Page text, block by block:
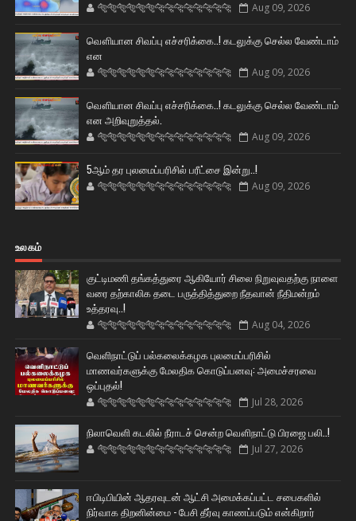
🐅🐅🐅🐅🐅🐅🐆🐆🐆🐆🐆🐆🐆🐆 Aug 09, 2026
வௌியான சிவப்பு எச்சரிக்கை..! கடலுக்கு செல்ல வேண்டாம்
என
🐅🐅🐅🐅🐅🐅🐆🐆🐆🐆🐆🐆🐆🐆 Aug 09, 2026
வௌியான சிவப்பு எச்சரிக்கை..! கடலுக்கு செல்ல வேண்டாம்
என அறிவுறுத்தல்.
🐅🐅🐅🐅🐅🐅🐆🐆🐆🐆🐆🐆🐆🐆 Aug 09, 2026
5ஆம் தர புலமைப்பரிசில் பரீட்சை இன்று..!
🐅🐅🐅🐅🐅🐅🐆🐆🐆🐆🐆🐆🐆🐆 Aug 09, 2026
உலகம்
குட்டிமணி தங்கத்துரை ஆகியோர் சிலை நிறுவுவதற்கு நாளை
வரை தற்காலிக தடை பருத்தித்துறை நீதவான் நீதிமன்றம்
உத்தரவு..!
🐅🐅🐅🐅🐅🐅🐆🐆🐆🐆🐆🐆🐆🐆 Aug 04, 2026
வெளிநாட்டுப் பல்கலைக்கழக புலமைப்பரிசில்
மாணவர்களுக்கு மேலதிக கொடுப்பனவு: அமைச்சரவை
ஒப்புதல்!
🐅🐅🐅🐅🐅🐅🐆🐆🐆🐆🐆🐆🐆🐆 Jul 28, 2026
நிலாவெளி கடலில் நீராடச் சென்ற வௌிநாட்டு பிரஜை பலி..!
🐅🐅🐅🐅🐅🐅🐆🐆🐆🐆🐆🐆🐆🐆 Jul 27, 2026
ஈபிடிபியின் ஆதரவுடன் ஆட்சி அமைக்கப்பட்ட சபைகளில்
நிர்வாக திறனின்மை - பேசி தீர்வு காணப்படும் என்கிறார்